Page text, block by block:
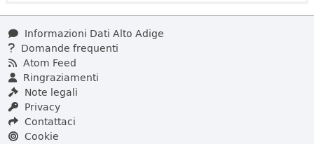
Informazioni Dati Alto Adige
Domande frequenti
Atom Feed
Ringraziamenti
Note legali
Privacy
Contattaci
Cookie